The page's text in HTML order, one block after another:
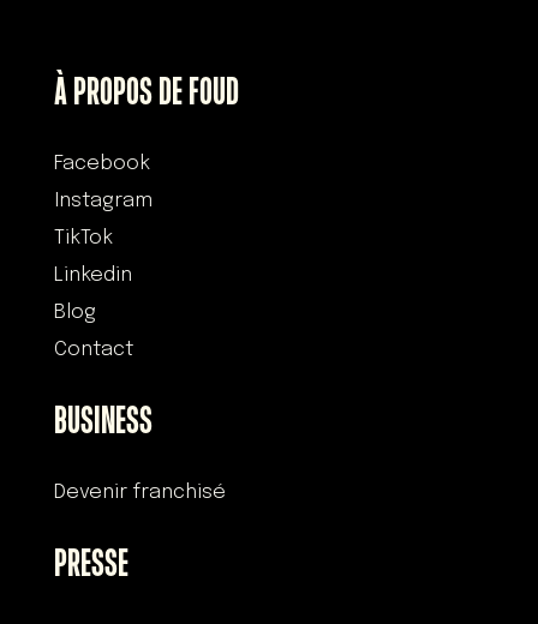
À PROPOS DE FOUD
Facebook
Instagram
TikTok
Linkedin
Blog
Contact
BUSINESS
Devenir franchisé
PRESSE